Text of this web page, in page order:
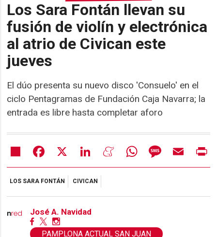
Los Sara Fontán llevan su
fusión de violín y electrónica
al atrio de Civican este
jueves
El dúo presenta su nuevo disco 'Consuelo' en el
ciclo Pentagramas de Fundación Caja Navarra; la
entrada es libre hasta completar aforo
Share Facebook LinkedIn MeneameWhatsAppMessageEmail
LOS SARA FONTÁN CIVICAN
José A. Navidad
PAMPLONA ACTUAL SAN JUAN